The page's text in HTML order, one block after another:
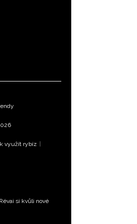
využít rybíz |
si kvůli nové